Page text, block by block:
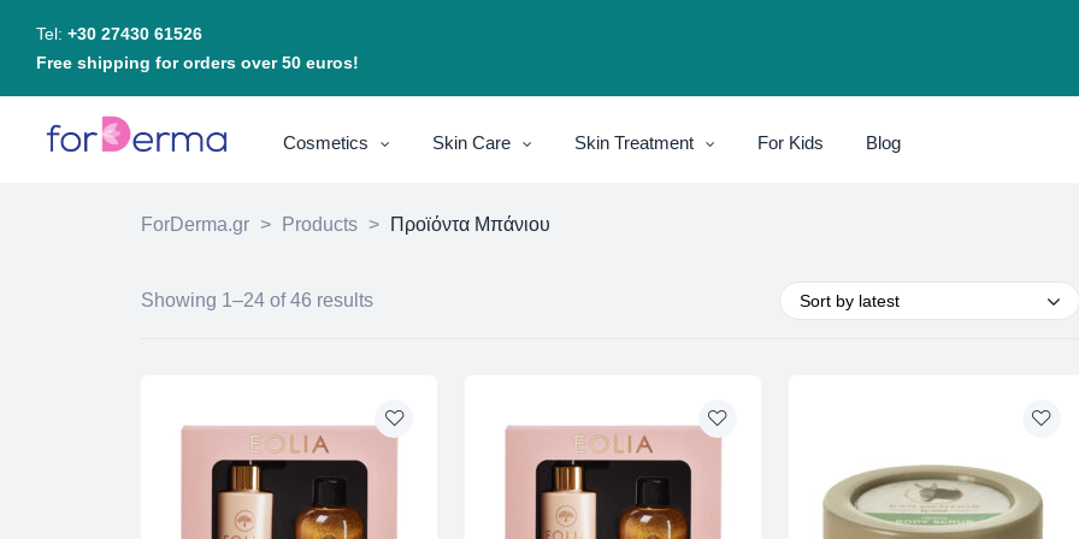
Tel: +30 27430 61526
Free shipping for orders over 50 euros!
Cosmetics Skin Care Skin Treatment For Kids Blog
ForDerma.gr > Products > Προϊόντα Μπάνιου
Showing 1–24 of 46 results Sort by latest